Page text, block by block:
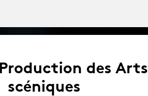
des Arts
scéniques